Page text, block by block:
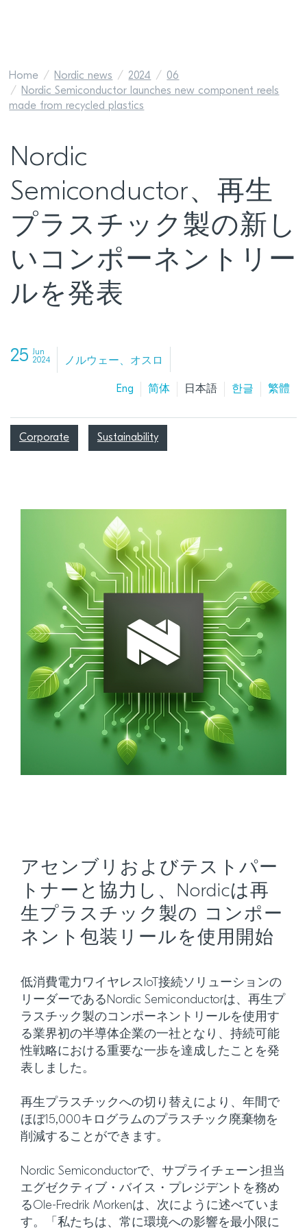
Home Nordic news 2024
06
Nordic Semiconductor launches new component reels
made from recycled plastics
Nordic
Semiconductor、再生
プラスチック製の新し
いコンポーネントリー
ルを発表
25 Jun
2024
ノルウェー、オスロ
Eng 简体 日本語 한글 繁體
Corporate Sustainability
アセンブリおよびテストパー
トナーと協力し、Nordicは再
生プラスチック製の コンポー
ネント包装リールを使用開始
低消費電力ワイヤレスIoT接続ソリューションの
リーダーであるNordic Semiconductorは、再生プ
ラスチック製のコンポーネントリールを使用す
る業界初の半導体企業の一社となり、持続可能
性戦略における重要な一歩を達成したことを発
表しました。
再生プラスチックへの切り替えにより、年間で
ほぼ15,000キログラムのプラスチック廃棄物を
削減することができます。
Nordic Semiconductorで、サプライチェーン担当
エグゼクティブ・バイス・プレジデントを務め
るOle-Fredrik Morkenは、次にように述べていま
す。「私たちは、常に環境への影響を最小限に